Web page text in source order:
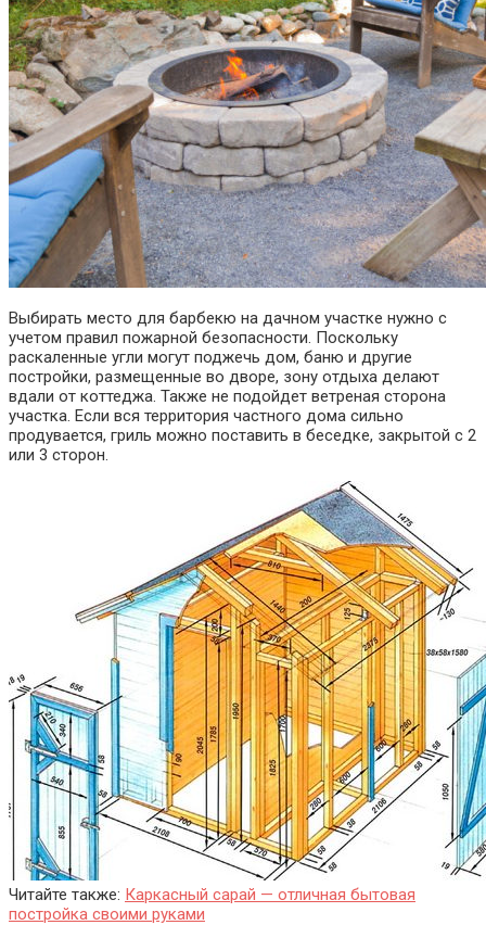
Выбирать место для барбекю на дачном участке нужно с
учетом правил пожарной безопасности. Поскольку
раскаленные угли могут поджечь дом, баню и другие
постройки, размещенные во дворе, зону отдыха делают
вдали от коттеджа. Также не подойдет ветреная сторона
участка. Если вся территория частного дома сильно
продувается, гриль можно поставить в беседке, закрытой с 2
или 3 сторон.
Читайте также: Каркасный сарай — отличная бытовая
постройка своими руками